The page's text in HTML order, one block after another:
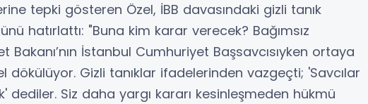
tepki gösteren Özel, İBB davasındaki gizli tanık
hatırlattı: "Buna kim karar verecek? Bağımsız
Bakanı’nın İstanbul Cumhuriyet Başsavcısıyken ortaya
dökülüyor. Gizli tanıklar ifadelerinden vazgeçti; 'Savcılar
dediler. Siz daha yargı kararı kesinleşmeden hükmü